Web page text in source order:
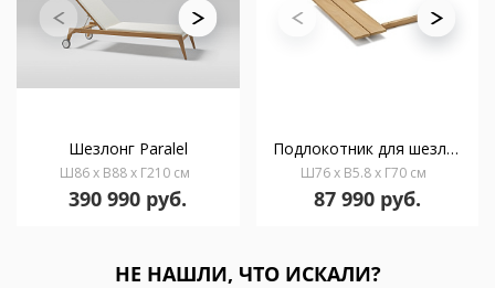
Шезлонг Paralel
Ш86 x В88 x Г210 см
390 990 руб.
Подлокотник для шезлонга Paralel
Ш76 x В5.8 x Г70 см
87 990 руб.
НЕ НАШЛИ, ЧТО ИСКАЛИ?